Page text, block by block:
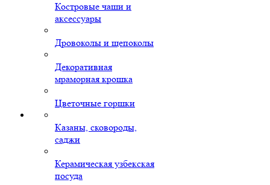
Костровые чаши и
аксессуары
Дровоколы и щепоколы
Декоративная
мраморная крошка
Цветочные горшки
Казаны, сковороды,
саджи
Керамическая узбекская
посуда